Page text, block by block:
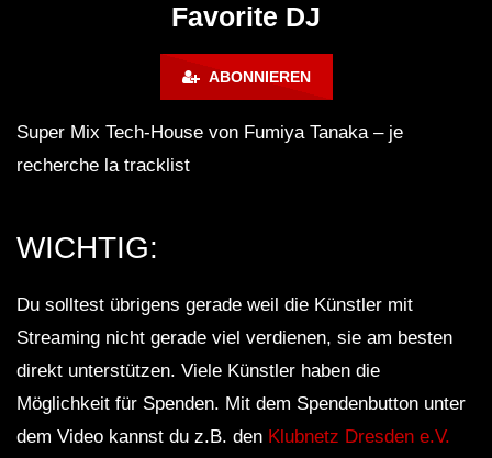
Ben Klock [Ostgut Ton] live at Berghain
Ben Klock – Berghain 04
Berghain, Berlin 13-07-2013
Marcel Dettmann X DJ Stingray 313
(live) – Ostgut Ton aus der Halle am
Berghain – ARTE Concert
Favorite DJ
ABONNIEREN
Super Mix Tech-House von Fumiya Tanaka – je
recherche la tracklist
WICHTIG:
Du solltest übrigens gerade weil die Künstler mit
Streaming nicht gerade viel verdienen, sie am besten
direkt unterstützen. Viele Künstler haben die
Möglichkeit für Spenden. Mit dem Spendenbutton unter
dem Video kannst du z.B. den Klubnetz Dresden e.V.